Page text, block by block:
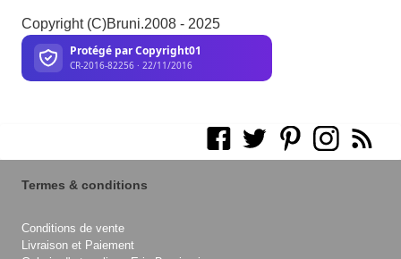
Copyright (C)Bruni.2008 - 2025
Termes & conditions
Conditions de vente
Livraison et Paiement